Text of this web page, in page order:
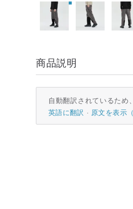
商品説明
自動翻訳されているため
英語に翻訳
原文を表示